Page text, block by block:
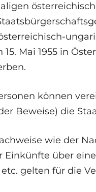
15. Mai 1955 in
können
Beweise) die
wie der
Einkünfte über
gelten für die